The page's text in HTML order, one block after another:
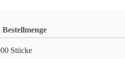
Stücke